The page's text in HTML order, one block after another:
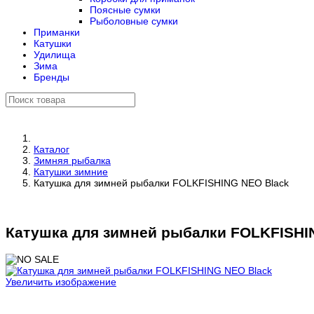
Поясные сумки
Рыболовные сумки
Приманки
Катушки
Удилища
Зима
Бренды
Каталог
Зимняя рыбалка
Катушки зимние
Катушка для зимней рыбалки FOLKFISHING NEO Black
Катушка для зимней рыбалки
Увеличить изображение